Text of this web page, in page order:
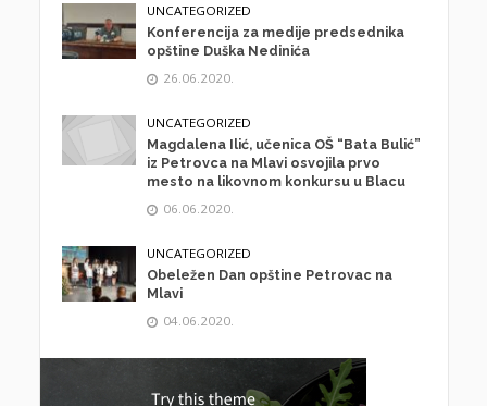
UNCATEGORIZED
Konferencija za medije predsednika
opštine Duška Nedinića
26.06.2020.
UNCATEGORIZED
Magdalena Ilić, učenica OŠ “Bata Bulić”
iz Petrovca na Mlavi osvojila prvo
mesto na likovnom konkursu u Blacu
06.06.2020.
UNCATEGORIZED
Obeležen Dan opštine Petrovac na
Mlavi
04.06.2020.